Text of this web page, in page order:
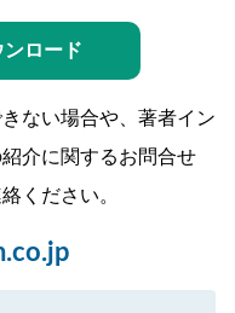
ロード
ない場合や、著者イン
介に関するお問合せ
ください。